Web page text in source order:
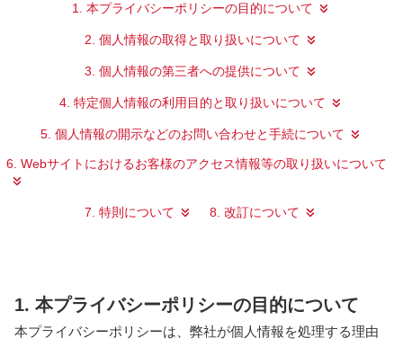
1. 本プライバシーポリシーの目的について
2. 個人情報の取得と取り扱いについて
3. 個人情報の第三者への提供について
4. 特定個人情報の利用目的と取り扱いについて
5. 個人情報の開示などのお問い合わせと手続について
6. Webサイトにおけるお客様のアクセス情報等の取り扱いについて
7. 特則について 8. 改訂について
1. 本プライバシーポリシーの目的について
本プライバシーポリシーは、弊社が個人情報を処理する理由